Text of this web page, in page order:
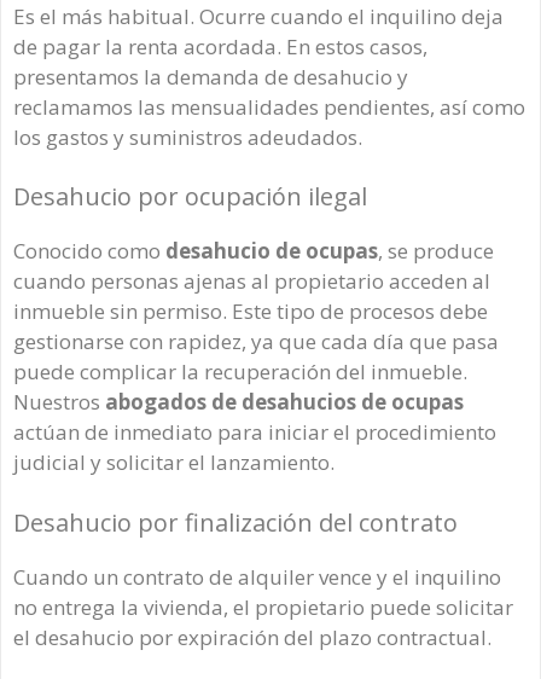
Es el más habitual. Ocurre cuando el inquilino deja
de pagar la renta acordada. En estos casos,
presentamos la demanda de desahucio y
reclamamos las mensualidades pendientes, así como
los gastos y suministros adeudados.
Desahucio por ocupación ilegal
Conocido como desahucio de ocupas, se produce
cuando personas ajenas al propietario acceden al
inmueble sin permiso. Este tipo de procesos debe
gestionarse con rapidez, ya que cada día que pasa
puede complicar la recuperación del inmueble.
Nuestros abogados de desahucios de ocupas
actúan de inmediato para iniciar el procedimiento
judicial y solicitar el lanzamiento.
Desahucio por finalización del contrato
Cuando un contrato de alquiler vence y el inquilino
no entrega la vivienda, el propietario puede solicitar
el desahucio por expiración del plazo contractual.